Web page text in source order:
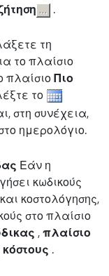
.
τη
το πλαίσιο
πλαίσιοΠιο
το
στη συνέχεια,
ημερολόγιο.
Εάν η
κωδικούς
κοστολόγησης,
στο πλαίσιο
,πλαίσιο
.